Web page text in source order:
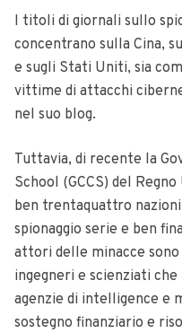
I titoli di giornali sullo
concentrano sulla Cina,
e sugli Stati Uniti, sia
vittime di attacchi
nel suo blog.
Tuttavia, di recente la
School (GCCS) del
ben trentaquattro
spionaggio serie e ben
attori delle minacce
ingegneri e scienziati
agenzie di intelligence e
sostegno finanziario e